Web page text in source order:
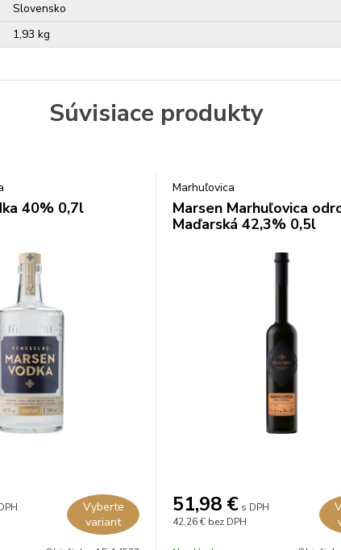
Slovensko
1,93 kg
Súvisiace produkty
40% 0,7l
Vyberte
variant
Marhuľovica
Marsen Marhuľovica
Maďarská 42,3% 0,5l
51,98 € s DPH
42,26 € bez DPH